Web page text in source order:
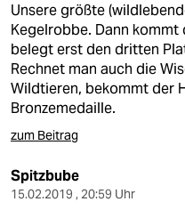
Unsere größte
Kegelrobbe. Dann kommt
belegt erst den dritten
Rechnet man auch die
Wildtieren, bekommt der
Bronzemedaille.
zum Beitrag
Spitzbube
15.02.2019 , 20:59 Uhr